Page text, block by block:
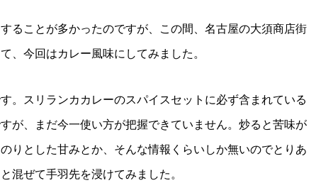
ることが多かったのですが、この間、名古屋の大須商店街
、今回はカレー風味にしてみました。
。スリランカカレーのスパイスセットに必ず含まれている
が、まだ今一使い方が把握できていません。炒ると苦味が
りとした甘みとか、そんな情報くらいしか無いのでとりあ
混ぜて手羽先を浸けてみました。